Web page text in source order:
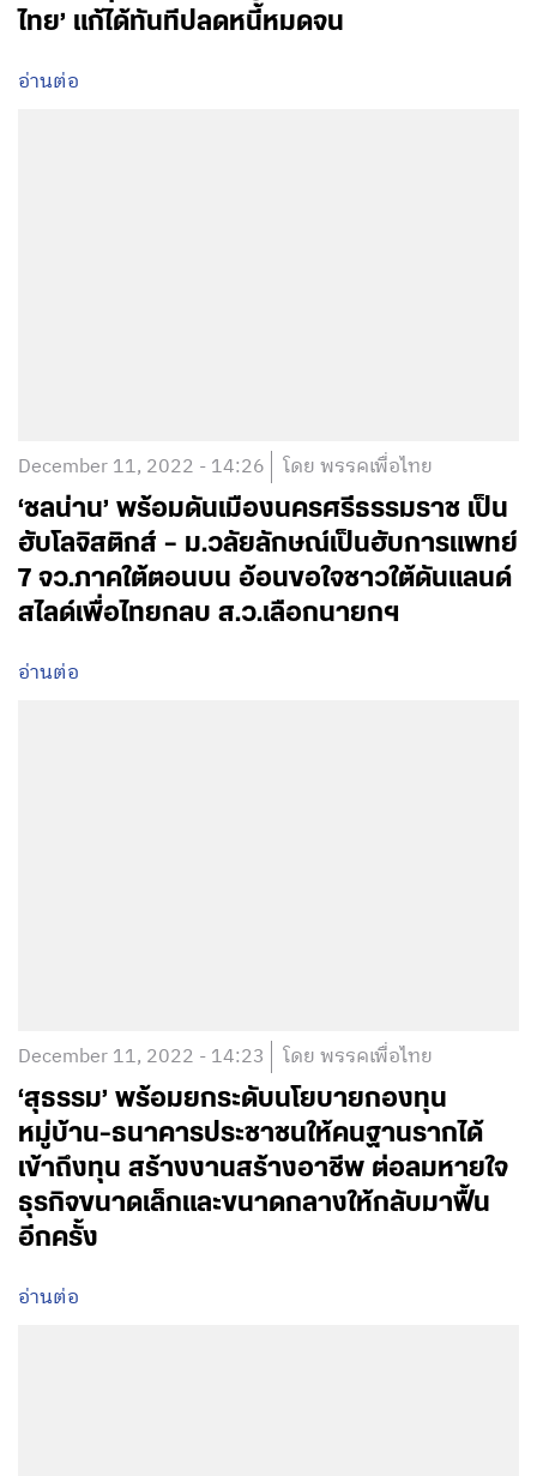
ไทย’ แก้ได้ทันทีปลดหนี้หมดจน
อ่านต่อ
December 11, 2022 - 14:26 โดย พรรคเพื่อไทย
‘ชลน่าน’ พร้อมดันเมืองนครศรีธรรมราช เป็น
ฮับโลจิสติกส์ – ม.วลัยลักษณ์เป็นฮับการแพทย์
7 จว.ภาคใต้ตอนบน อ้อนขอใจชาวใต้ดันแลนด์
สไลด์เพื่อไทยกลบ ส.ว.เลือกนายกฯ
อ่านต่อ
December 11, 2022 - 14:23 โดย พรรคเพื่อไทย
‘สุธรรม’ พร้อมยกระดับนโยบายกองทุน
หมู่บ้าน-ธนาคารประชาชนให้คนฐานรากได้
เข้าถึงทุน สร้างงานสร้างอาชีพ ต่อลมหายใจ
ธุรกิจขนาดเล็กและขนาดกลางให้กลับมาฟื้น
อีกครั้ง
อ่านต่อ